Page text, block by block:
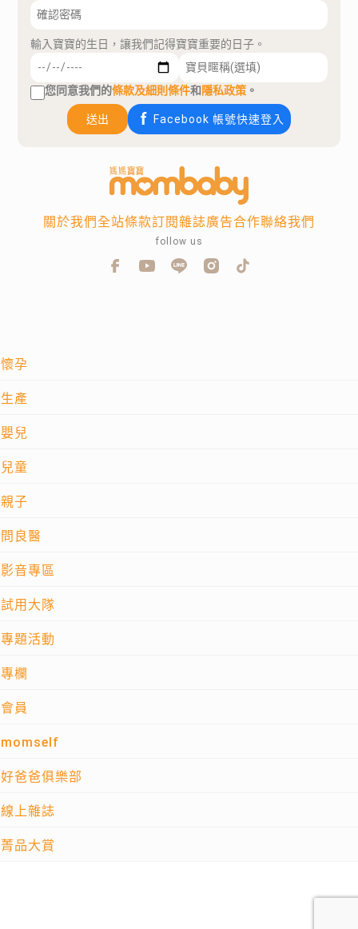
輸入寶寶的生日，讓我們記得寶寶重要的日子。
您同意我們的條款及細則條件和隱私政策 。
送出 Facebook 帳號快速登入
懷孕
生產
嬰兒
兒童
親子
問良醫
影音專區
試用大隊
專題活動
專欄
會員
momself
好爸爸俱樂部
線上雜誌
菁品大賞
關於我們全站條款訂閱雜誌廣告合作聯絡我們
follow us